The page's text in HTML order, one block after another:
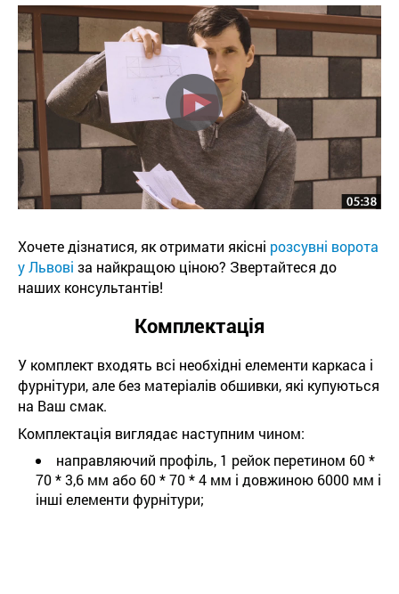
Хочете дізнатися, як отримати якісні розсувні ворота
у Львові за найкращою ціною? Звертайтеся до
наших консультантів!
Комплектація
У комплект входять всі необхідні елементи каркаса і
фурнітури, але без матеріалів обшивки, які купуються
на Ваш смак.
Комплектація виглядає наступним чином:
направляючий профіль, 1 рейок перетином 60 *
70 * 3,6 мм або 60 * 70 * 4 мм і довжиною 6000 мм і
інші елементи фурнітури;